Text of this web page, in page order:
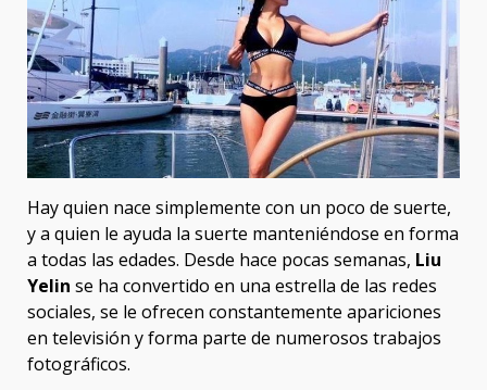
Hay quien nace simplemente con un poco de suerte,
y a quien le ayuda la suerte manteniéndose en forma
a todas las edades. Desde hace pocas semanas, Liu
Yelin se ha convertido en una estrella de las redes
sociales, se le ofrecen constantemente apariciones
en televisión y forma parte de numerosos trabajos
fotográficos.